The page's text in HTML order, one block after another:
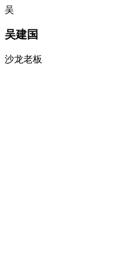
吴
吴建国
沙龙老板